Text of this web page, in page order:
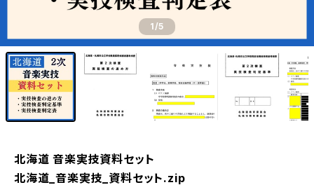
1/5
北海道 音楽実技資料セット
北海道_音楽実技_資料セット.zip